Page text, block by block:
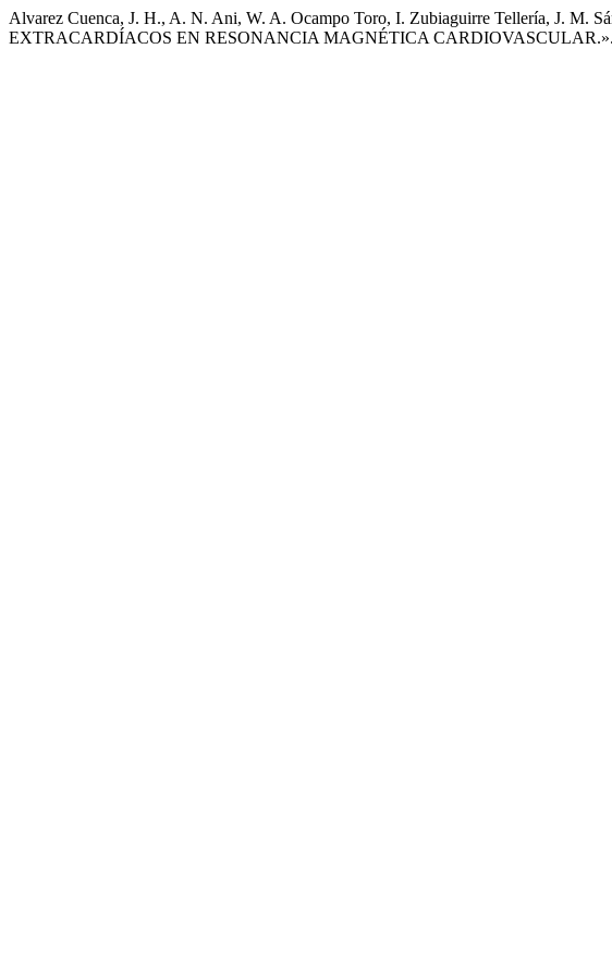
Alvarez Cuenca, J. H., A. N. Ani, W. A. Ocampo Toro, I. Zubiaguirre Tellería, J. M.
EXTRACARDÍACOS EN RESONANCIA MAGNÉTICA CARDIOVASCULAR.».